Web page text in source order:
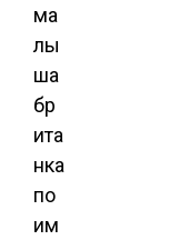
ма
лы
ша
бр
ита
нка
по
им